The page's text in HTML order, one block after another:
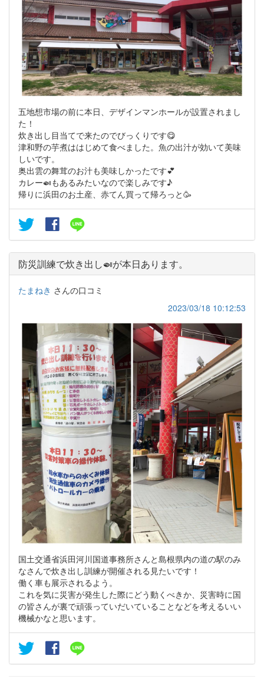
五地想市場の前に本日、デザインマンホールが設置されまし
た！
炊き出し目当てで来たのでびっくりです😋
津和野の芋煮ははじめて食べました。魚の出汁が効いて美味
しいです。
奥出雲の舞茸のお汁も美味しかったです💕
カレー🍛もあるみたいなので楽しみです♪
帰りに浜田のお土産、赤てん買って帰ろっと🥳
防災訓練で炊き出し🍛が本日あります。
たまねき さんの口コミ
2023/03/18 10:12:53
国土交通省浜田河川国道事務所さんと島根県内の道の駅のみ
なさんで炊き出し訓練が開催される見たいです！
働く車も展示されるよう。
これを気に災害が発生した際にどう動くべきか、災害時に国
の皆さんが裏で頑張っていだいていることなどを考えるいい
機械かなと思います。